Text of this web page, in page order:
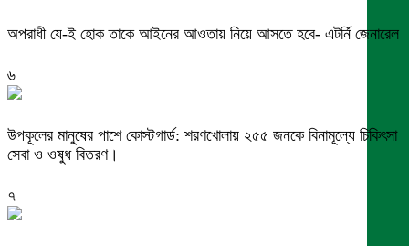
অপরাধী যে-ই হোক তাকে আইনের আওতায় নিয়ে আসতে হবে- এটর্নি জেনারেল
৬
উপকূলের মানুষের পাশে কোস্টগার্ড: শরণখোলায় ২৫৫ জনকে বিনামূল্যে চিকিৎসা
সেবা ও ওষুধ বিতরণ।
৭